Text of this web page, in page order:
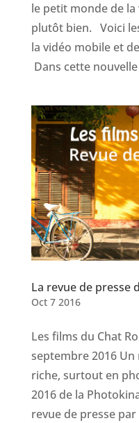
le petit monde de
plutôt bien. Voici
la vidéo mobile et
Dans cette
La revue de presse
Oct 7 2016
Les films du Chat
septembre 2016
riche, surtout en
2016 de la
revue de presse